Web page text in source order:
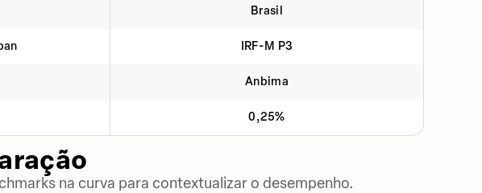
Brasil
IRF-M P3
Anbima
0,25%
na curva para contextualizar o desempenho.